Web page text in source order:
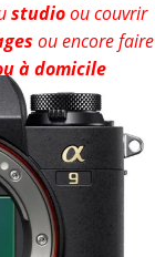
studioou couvrir
ou encore faire
à domicile